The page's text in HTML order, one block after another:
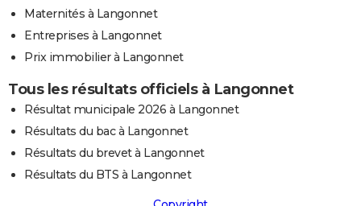
Maternités à Langonnet
Entreprises à Langonnet
Prix immobilier à Langonnet
Tous les résultats officiels à Langonnet
Résultat municipale 2026 à Langonnet
Résultats du bac à Langonnet
Résultats du brevet à Langonnet
Résultats du BTS à Langonnet